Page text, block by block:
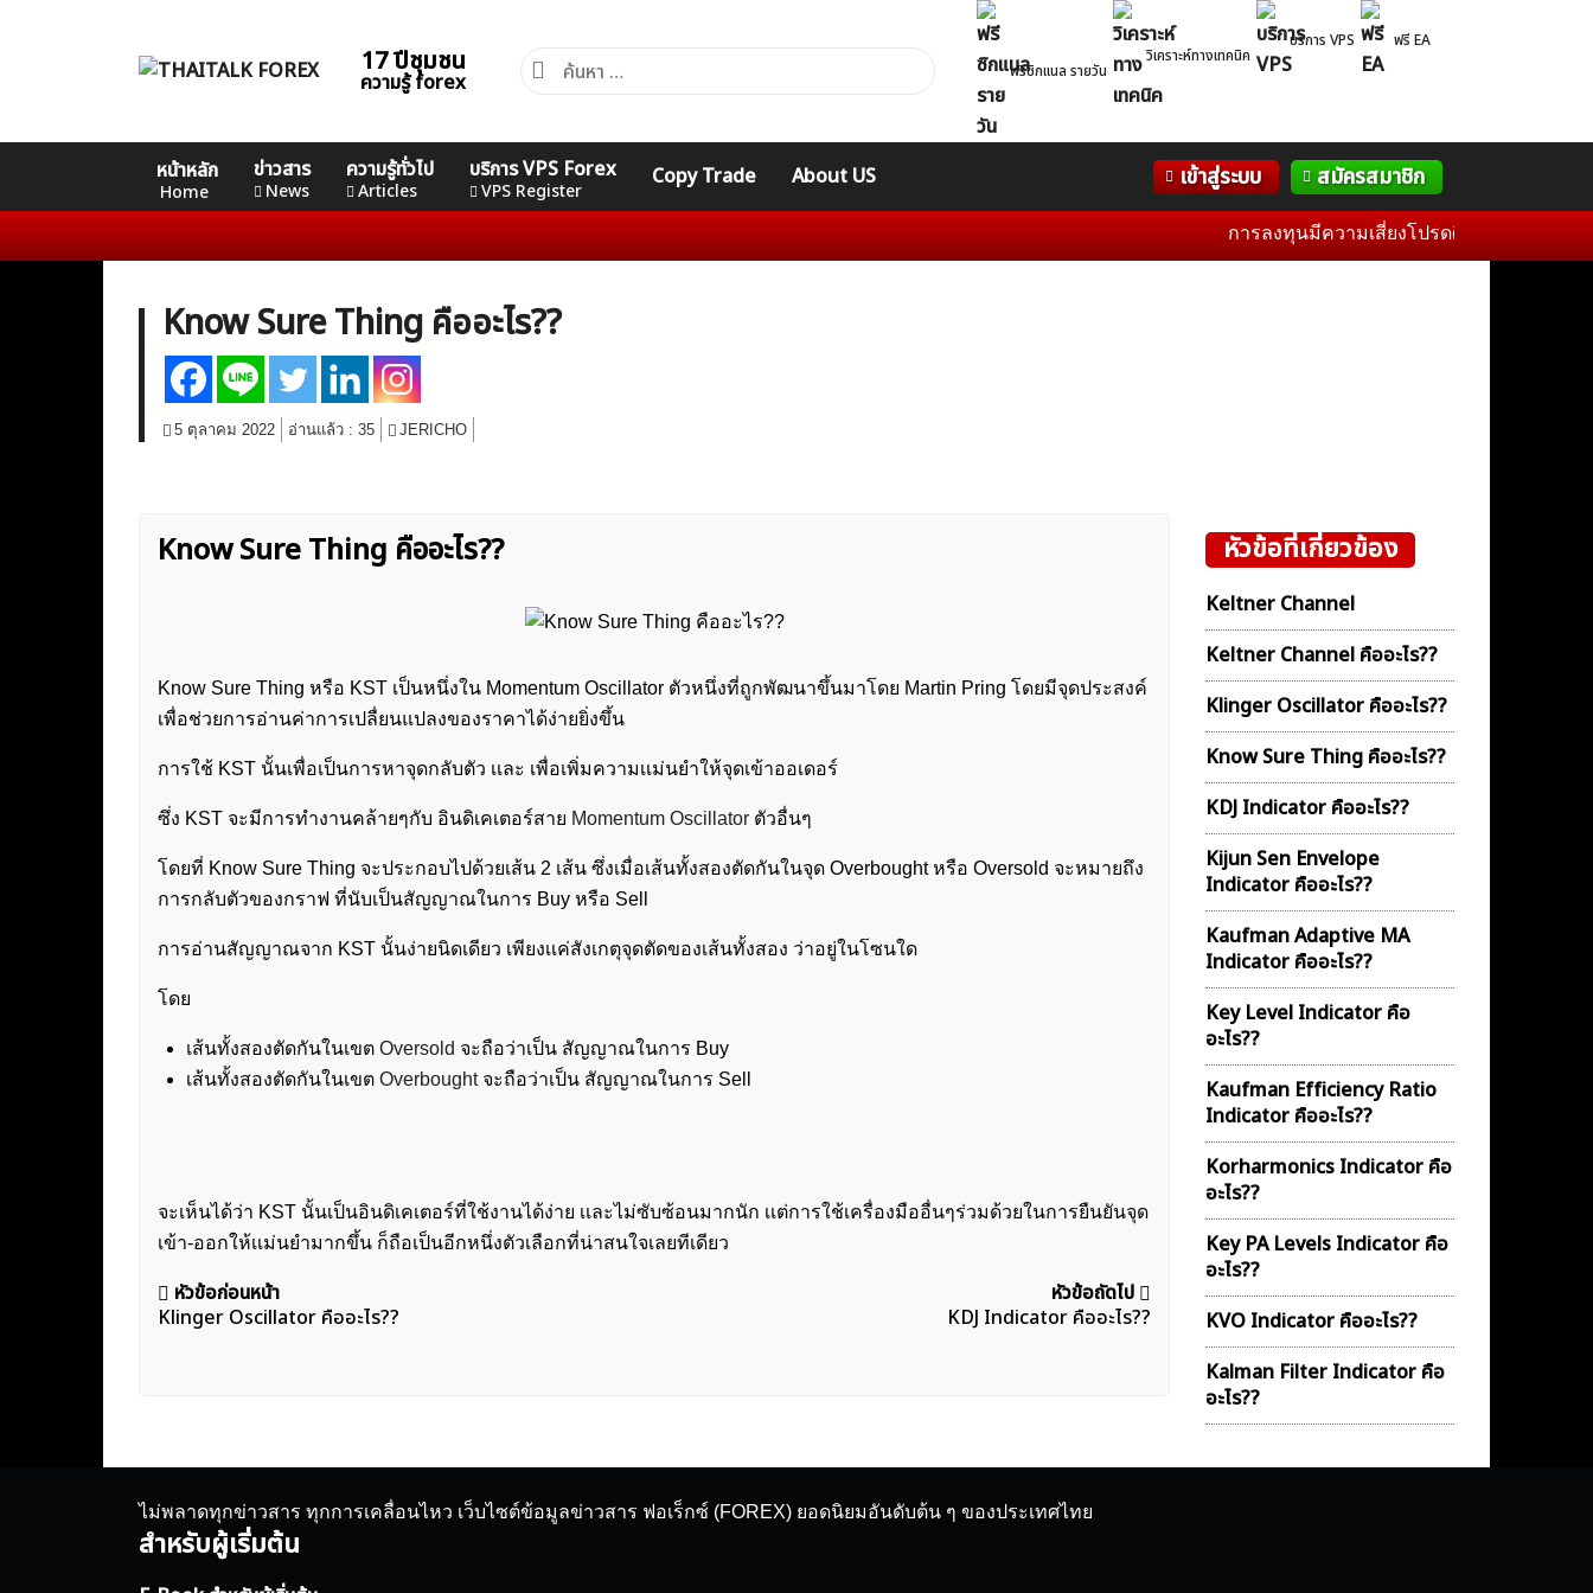
17 ปีชุมชน
ความรู้ forex
ค้นหา
สำหรับ:
ฟรีซิกแนล รายวัน
วิเคราะห์ทางเทคนิค
บริการ VPS ฟรี EA
หน้าหลัก
Home
ข่าวสาร
News
ความรู้ทั่วไป
Articles
บริการ VPS Forex
VPS Register
Copy Trade About US เข้าสู่ระบบ สมัครสมาชิก
VPS Register
สำหรับ:
คอร์ส
Basic
คอร์ส
Advance
คอร์ส
Professional
คอร์ส
Expert Indicators
WelTrade กิจกรรม
ฟอรั่ม
การลงทุนมีความเสี่ยงโปรดศึกษาข้อมูลก่อนก
Know Sure Thing คืออะไร??
5 ตุลาคม 2022 อ่านแล้ว : 35 JERICHO
Know Sure Thing คืออะไร??
Know Sure Thing หรือ KST เป็นหนึ่งใน Momentum Oscillator ตัวหนึ่งที่ถูกพัฒนาขึ้นมาโดย Martin Pring โดยมีจุดประสงค์
เพื่อช่วยการอ่านค่าการเปลื่ยนแปลงของราคาได้ง่ายยิ่งขึ้น
การใช้ KST นั้นเพื่อเป็นการหาจุดกลับตัว เเละ เพื่อเพิ่มความเเม่นยำให้จุดเข้าออเดอร์
ซึ่ง KST จะมีการทำงานคล้ายๆกับ อินดิเคเตอร์สาย Momentum Oscillator ตัวอื่นๆ
โดยที่ Know Sure Thing จะประกอบไปด้วยเส้น 2 เส้น ซึ่งเมื่อเส้นทั้งสองตัดกันในจุด Overbought หรือ Oversold จะหมายถึง
การกลับตัวของกราฟ ที่นับเป็นสัญญาณในการ Buy หรือ Sell
การอ่านสัญญาณจาก KST นั้นง่ายนิดเดียว เพียงเเค่สังเกตุจุดตัดของเส้นทั้งสอง ว่าอยู่ในโซนใด
โดย
เส้นทั้งสองตัดกันในเขต Oversold จะถือว่าเป็น สัญญาณในการ Buy
เส้นทั้งสองตัดกันในเขต Overboughtจะถือว่าเป็น สัญญาณในการ Sell
จะเห็นได้ว่า KST นั้นเป็นอินดิเคเตอร์ที่ใช้งานได้ง่าย เเละไม่ซับซ้อนมากนัก เเต่การใช้เครื่องมืออื่นๆร่วมด้วยในการยืนยันจุด
เข้า-ออกให้เเม่นยำมากขึ้น ก็ถือเป็นอีกหนึ่งตัวเลือกที่น่าสนใจเลยทีเดียว
แนะแนว
เรื่อง
หัวข้อก่อนหน้า
Klinger Oscillator คืออะไร??
หัวข้อถัดไป
KDJ Indicator คืออะไร??
หัวข้อที่เกี่ยวข้อง
Keltner Channel
Keltner Channel คืออะไร??
Klinger Oscillator คืออะไร??
Know Sure Thing คืออะไร??
KDJ Indicator คืออะไร??
Kijun Sen Envelope
Indicator คืออะไร??
Kaufman Adaptive MA
Indicator คืออะไร??
Key Level Indicator คือ
อะไร??
Kaufman Efficiency Ratio
Indicator คืออะไร??
Korharmonics Indicator คือ
อะไร??
Key PA Levels Indicator คือ
อะไร??
KVO Indicator คืออะไร??
Kalman Filter Indicator คือ
อะไร??
ไม่พลาดทุกข่าวสาร ทุกการเคลื่อนไหว เว็บไซต์ข้อมูลข่าวสาร ฟอเร็กซ์ (FOREX) ยอดนิยมอันดับต้น ๆ ของประเทศไทย
สำหรับผู้เริ่มต้น